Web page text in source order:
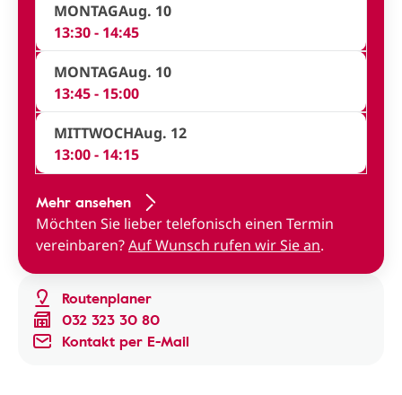
Routenplaner
032 323 30 80
Kontakt per E-Mail
MONTAGAug. 10
13:30 - 14:45
MONTAGAug. 10
13:45 - 15:00
MITTWOCHAug. 12
13:00 - 14:15
Mehr ansehen
Möchten Sie lieber telefonisch einen Termin
vereinbaren?Auf Wunsch rufen wir Sie an.